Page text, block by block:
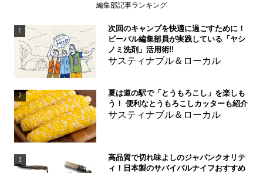
編集部記事ランキング
1
次回のキャンプを快適に過ごすために！
ビーパル編集部員が実践している「ヤシ
ノミ洗剤」活用術!!
サスティナブル＆ローカル
2
夏は道の駅で「とうもろこし」を楽しも
う！ 便利なとうもろこしカッターも紹介
サスティナブル＆ローカル
3
高品質で切れ味よしのジャパンクオリテ
ィ！日本製のサバイバルナイフおすすめ